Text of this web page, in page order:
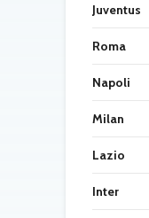
Juventus
Roma
Napoli
Milan
Lazio
Inter